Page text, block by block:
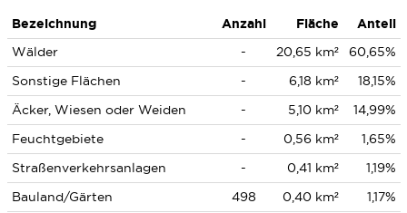
Bezeichnung Anzahl Fläche
Anteil
Wälder
- 20,65 km²
60,65%
Sonstige Flächen
- 6,18 km²
18,15%
Äcker, Wiesen oder Weiden
- 5,10 km²
14,99%
Feuchtgebiete
- 0,56 km²
1,65%
Straßenverkehrsanlagen
- 0,41 km²
1,19%
Bauland/Gärten
498 0,40 km² 1,17%